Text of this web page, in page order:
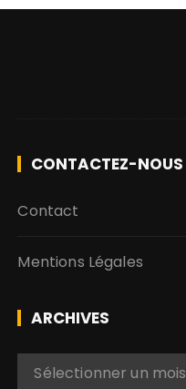
CONTACTEZ-NOUS
Contact
Mentions Légales
ARCHIVES
Sélectionner un mois